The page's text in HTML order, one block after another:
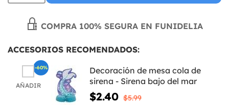
COMPRA 100% SEGURA EN FUNIDELIA
ACCESORIOS RECOMENDADOS:
AÑADIR
Decoración de mesa cola de
sirena - Sirena bajo del mar
$2.40 $5.99
-60%